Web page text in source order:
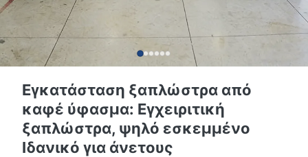
Εγκατάσταση ξαπλώστρα από
καφέ ύφασμα: Εγχειριτική
ξαπλώστρα, ψηλό εσκεμμένο
Ιδανικό για άνετους